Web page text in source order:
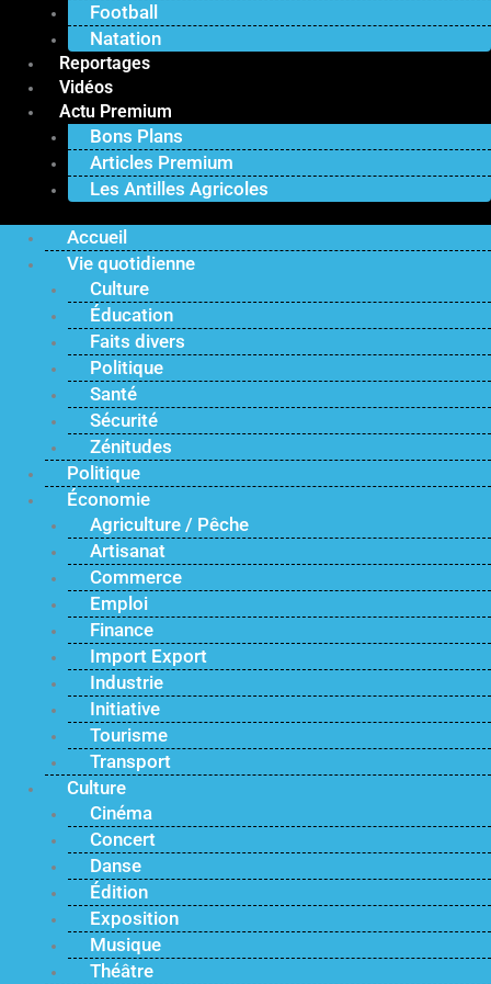
Football
Natation
Reportages
Vidéos
Actu Premium
Bons Plans
Articles Premium
Les Antilles Agricoles
Accueil
Vie quotidienne
Culture
Éducation
Faits divers
Politique
Santé
Sécurité
Zénitudes
Politique
Économie
Agriculture / Pêche
Artisanat
Commerce
Emploi
Finance
Import Export
Industrie
Initiative
Tourisme
Transport
Culture
Cinéma
Concert
Danse
Édition
Exposition
Musique
Théâtre